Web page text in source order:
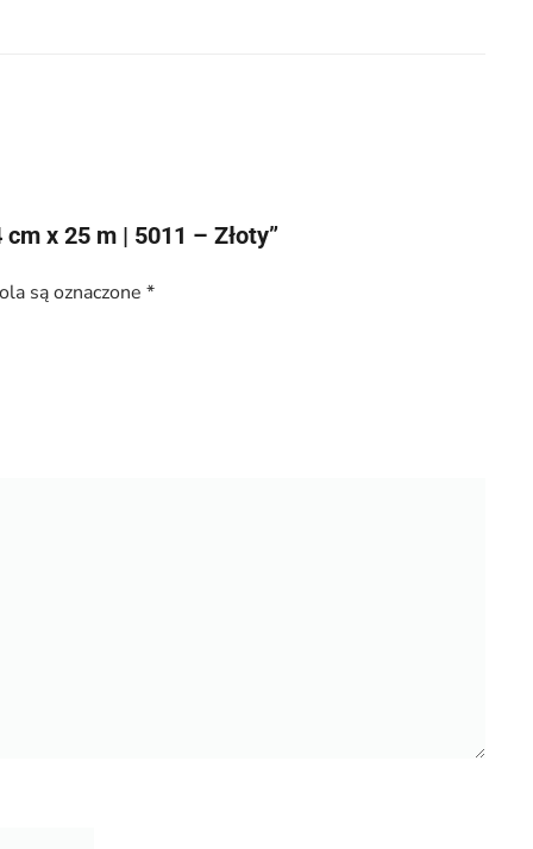
x 25 m | 5011 – Złoty”
są oznaczone *